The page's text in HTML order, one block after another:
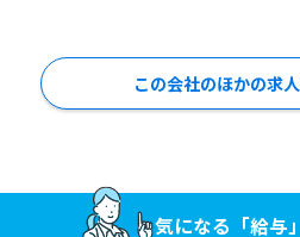
この会社のほかの求
気になる「給与